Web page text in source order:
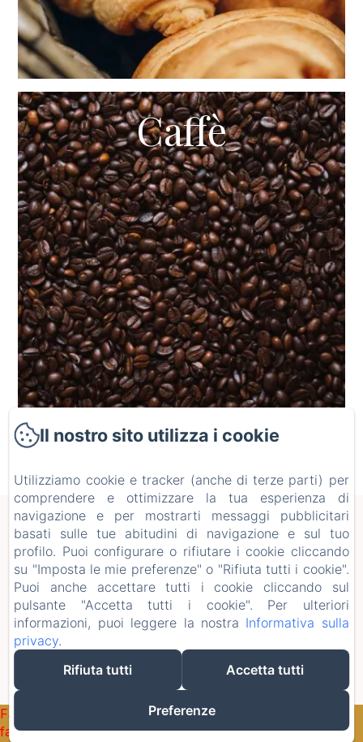
Caffè
Informativa PrivacyNote legali
Informazioni sui cookie
Corso Angioi 55,, Sassari, 07100, Italia
caffe2000@virgilio.it
3894569375
Funziona con Amenitiz
Failed to load BookingEngine/index: Loading chunk 93
failed. (missing:
Il nostro sito utilizza i cookie
Utilizziamo cookie e tracker (anche di terze parti) per
comprendere e ottimizzare la tua esperienza di
navigazione e per mostrarti messaggi pubblicitari
basati sulle tue abitudini di navigazione e sul tuo
profilo. Puoi configurare o rifiutare i cookie cliccando
su "Imposta le mie preferenze" o "Rifiuta tutti i cookie".
Puoi anche accettare tutti i cookie cliccando sul
pulsante "Accetta tutti i cookie". Per ulteriori
informazioni, puoi leggere la nostra Informativa sulla
privacy.
Rifiuta tutti
Accetta tutti
Preferenze